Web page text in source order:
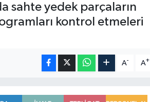
sahte yedek parçaların
kontrol etmeleri
A- A+